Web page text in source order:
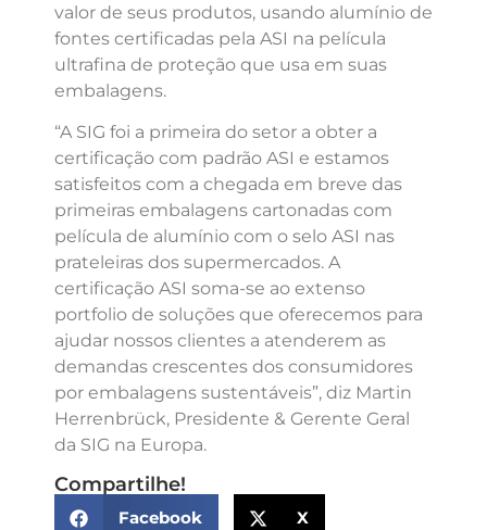
valor de seus produtos, usando alumínio de
fontes certificadas pela ASI na película
ultrafina de proteção que usa em suas
embalagens.
“A SIG foi a primeira do setor a obter a
certificação com padrão ASI e estamos
satisfeitos com a chegada em breve das
primeiras embalagens cartonadas com
película de alumínio com o selo ASI nas
prateleiras dos supermercados. A
certificação ASI soma-se ao extenso
portfolio de soluções que oferecemos para
ajudar nossos clientes a atenderem as
demandas crescentes dos consumidores
por embalagens sustentáveis”, diz Martin
Herrenbrück, Presidente & Gerente Geral
da SIG na Europa.
Compartilhe!
Facebook X